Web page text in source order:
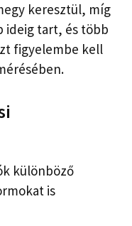
keresztül, míg
ideig tart, és több
figyelembe kell
különböző
is